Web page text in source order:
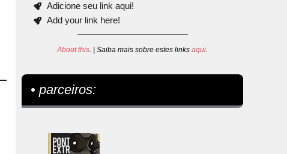
Adicione seu link aqui!
Add your link here!
About this. | Saiba mais sobre estes linksaqui.
• parceiros: